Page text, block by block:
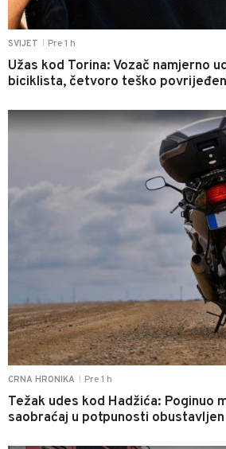
SVIJET Pre 1 h
Užas kod Torina: Vozač namjerno
biciklista, četvoro teško
CRNA HRONIKA Pre 1 h
Težak udes kod Hadžića: Poginuo
saobraćaj u potpunosti obustavljen